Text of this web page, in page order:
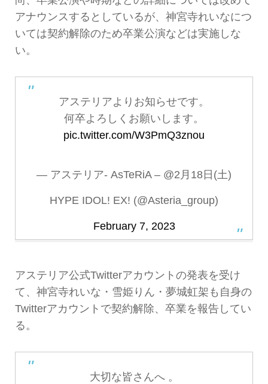
アナウンスするとしているが、神宮寺れいなにつ
いては契約解除のため卒業公演などは実施しな
い。
アステリアよりお知らせです。
何卒よろしくお願いします。
pic.twitter.com/W3PmQ3znou
— アステリア- AsTeRiA – @2月18日(土)
HYPE IDOL! EX! (@Asteria_group)
February 7, 2023
アステリア公式Twitterアカウントの発表を受け
て、神宮寺れいな・雪姫りん・夢城虹架も自身の
Twitterアカウントで契約解除、卒業を報告してい
る。
大切な皆さんへ 。